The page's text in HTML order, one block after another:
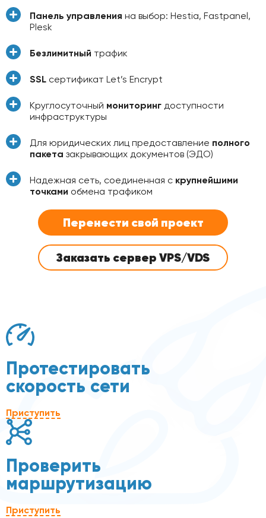
Панель управления на выбор: Hestia, Fastpanel,
Plesk
Безлимитный трафик
SSL сертификат Let’s Encrypt
Круглосуточный мониторинг доступности
инфраструктуры
Для юридических лиц предоставление полного
пакета закрывающих документов (ЭДО)
Надежная сеть, соединенная с крупнейшими
точками обмена трафиком
Перенести свой проект
Заказать сервер VPS/VDS
Протестировать
скорость сети
Приступить
Проверить
маршрутизацию
Приступить